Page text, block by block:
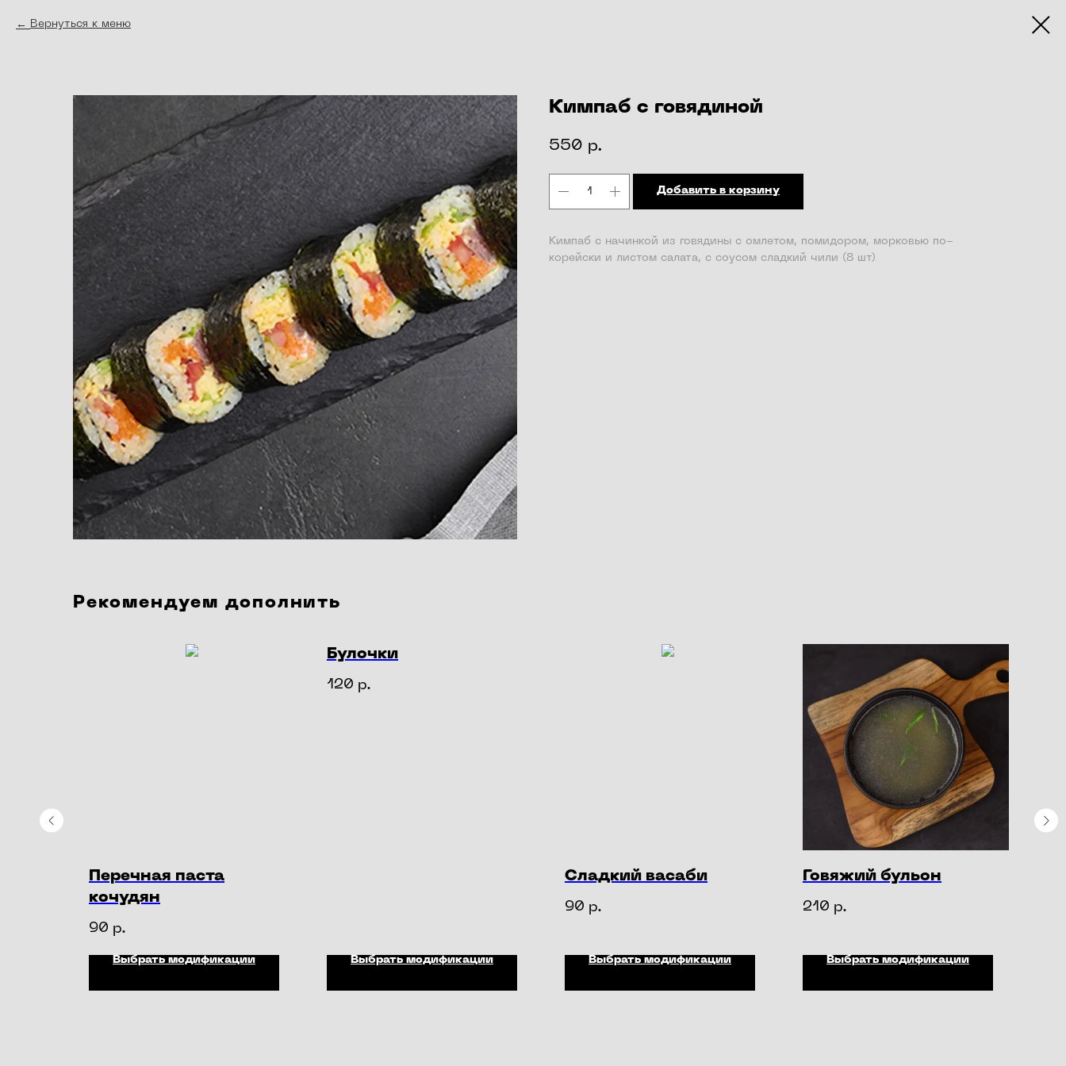
Вернуться к меню
Кимпаб с говядиной
550 р.
Добавить в корзину
Кимпаб с начинкой из говядины с омлетом, помидором, морковью по-
корейски и листом салата, с соусом сладкий чили (8 шт)
Рекомендуем дополнить
Перечная паста
кочудян
90 р.
Выбрать модификации
Булочки
120 р.
Выбрать модификации
Сладкий васаби
90 р.
Выбрать модификации
Говяжий бульон
210 р.
Выбрать модификации